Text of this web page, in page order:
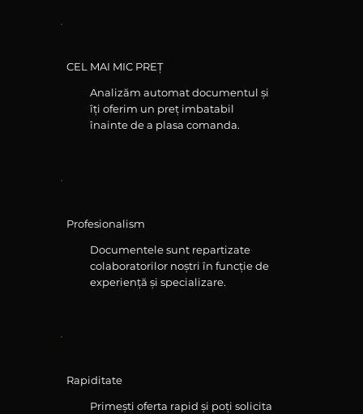
CEL MAI MIC PREȚ
Analizăm automat documentul și
îți oferim un preț imbatabil
înainte de a plasa comanda.
Profesionalism
Documentele sunt repartizate
colaboratorilor noștri în funcție de
experiență și specializare.
Rapiditate
Primești oferta rapid și poți solicita